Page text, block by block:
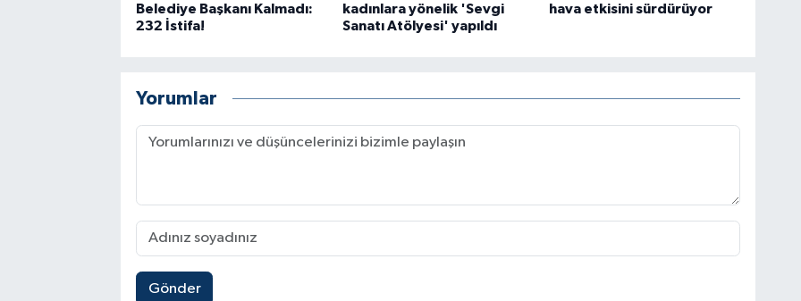
Belediye Başkanı Kalmadı:
232 İstifa!
kadınlara yönelik 'Sevgi
Sanatı Atölyesi' yapıldı
hava etkisini sürdürüyor
Yorumlar
Gönder